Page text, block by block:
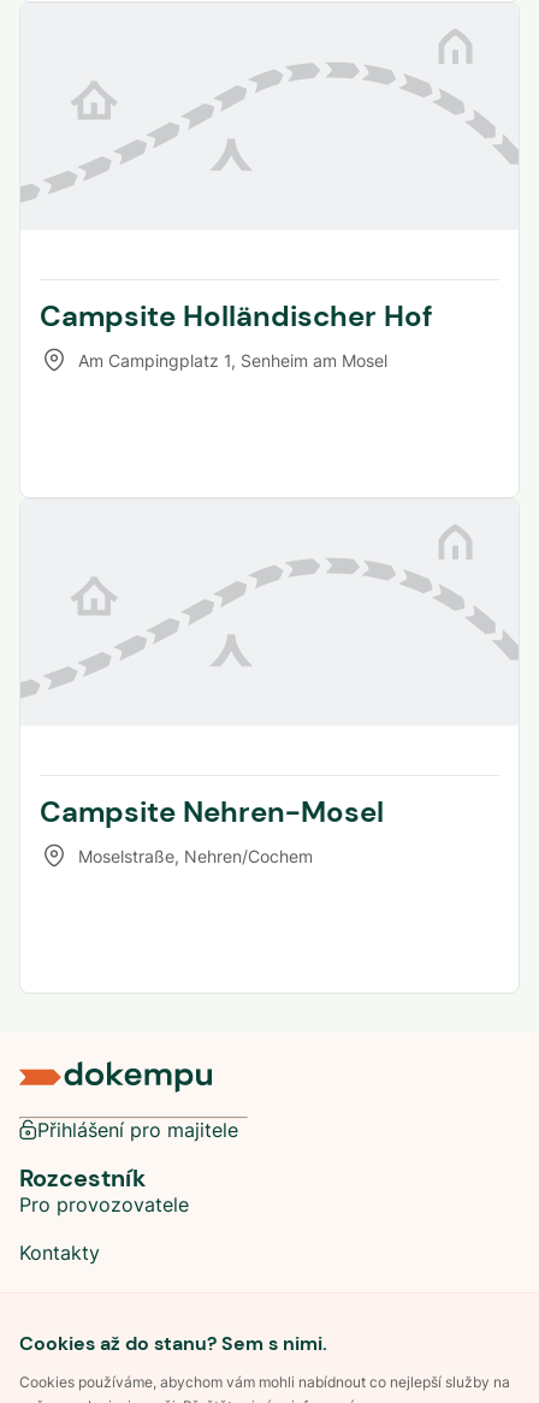
Campsite Holländischer Hof
Am Campingplatz 1, Senheim am Mosel
Campsite Nehren-Mosel
Moselstraße, Nehren/Cochem
Cookies až do stanu? Sem s nimi.
Cookies používáme, abychom vám mohli nabídnout co nejlepší služby na
Přihlášení pro majitele
Rozcestník
Pro provozovatele
Kontakty